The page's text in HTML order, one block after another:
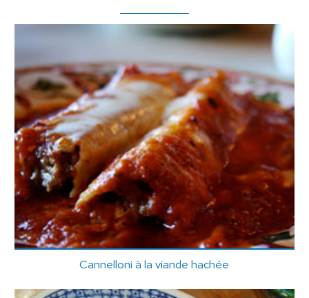
Cannelloni à la viande hachée